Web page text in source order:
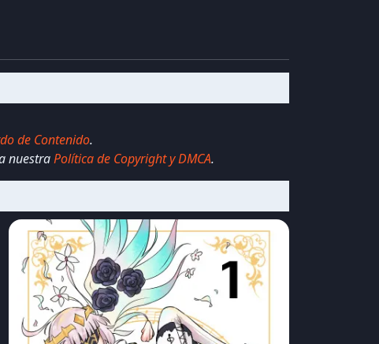
de Contenido.
nuestraPolítica de Copyright y DMCA.